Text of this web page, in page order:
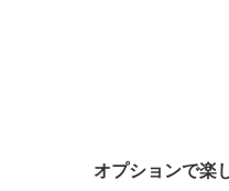
オプションで楽